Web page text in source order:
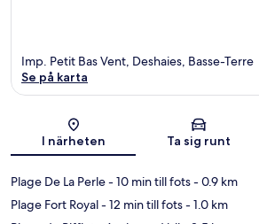
Karta
Imp. Petit Bas Vent, Deshaies, Basse-Terre
Se på karta
I närheten Ta sig runt
Plage De La Perle- 10 min till fots- 0.9 km
Plage Fort Royal- 12 min till fots- 1.0 km